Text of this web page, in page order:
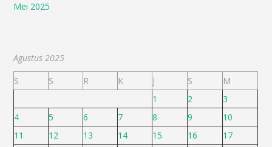
Mei 2025
Agustus 2025
S
S R K J S
M
1
2
3
4
5 6 7 8 9
10
11
12 13 14 15 16
17